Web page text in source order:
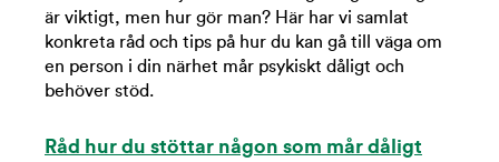
är viktigt, men hur gör man? Här har vi samlat
konkreta råd och tips på hur du kan gå till väga om
en person i din närhet mår psykiskt dåligt och
behöver stöd.
Råd hur du stöttar någon som mår dåligt